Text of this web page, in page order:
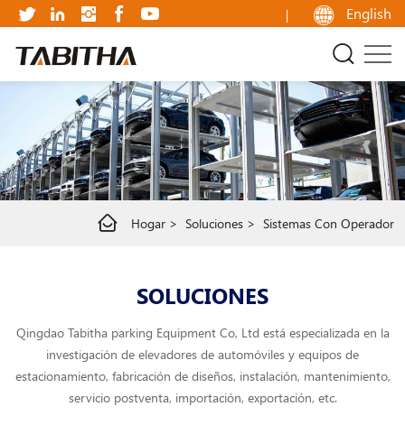
English
Sistemas
con
operador
Hogar Soluciones Sistemas Con Operador
SOLUCIONES
Qingdao Tabitha parking Equipment Co, Ltd está especializada en la
investigación de elevadores de automóviles y equipos de
estacionamiento, fabricación de diseños, instalación, mantenimiento,
servicio postventa, importación, exportación, etc.